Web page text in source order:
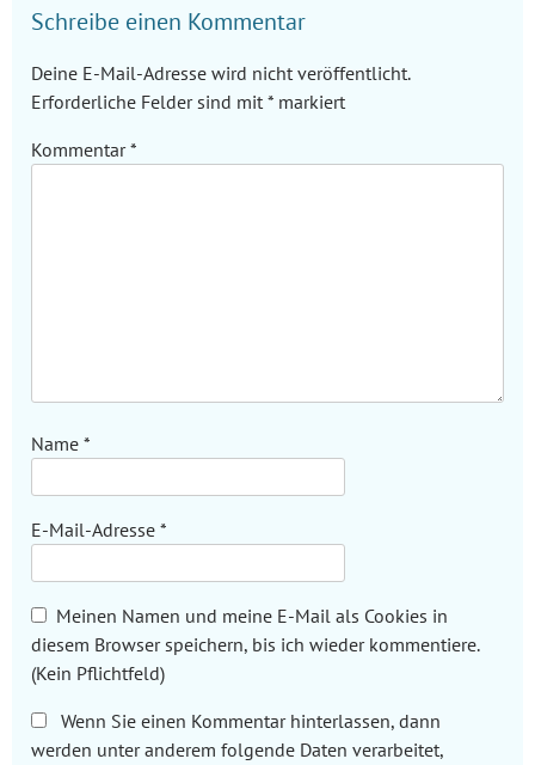
Schreibe einen Kommentar
Deine E-Mail-Adresse wird nicht veröffentlicht.
Erforderliche Felder sind mit* markiert
Kommentar*
Name *
E-Mail-Adresse *
Meinen Namen und meine E-Mail als Cookies in
diesem Browser speichern, bis ich wieder kommentiere.
(Kein Pflichtfeld)
Wenn Sie einen Kommentar hinterlassen, dann
werden unter anderem folgende Daten verarbeitet,